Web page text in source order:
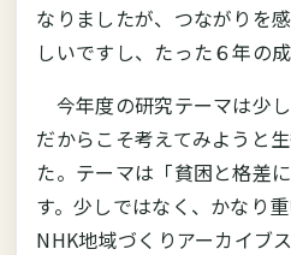
なりましたが、つながりを
しいですし、たった６年の
今年度の研究テーマは少
だからこそ考えてみようと
た。テーマは「貧困と格差
す。少しではなく、かなり
NHK地域づくりアーカイブ